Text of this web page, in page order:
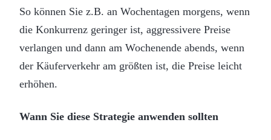
So können Sie z.B. an Wochentagen morgens, wenn
die Konkurrenz geringer ist, aggressivere Preise
verlangen und dann am Wochenende abends, wenn
der Käuferverkehr am größten ist, die Preise leicht
erhöhen.
Wann Sie diese Strategie anwenden sollten